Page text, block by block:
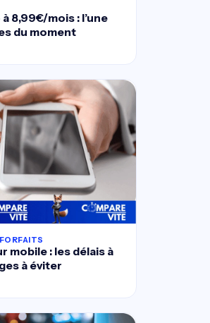
8,99€/mois : l’une
du moment
mobile : les délais à
à éviter